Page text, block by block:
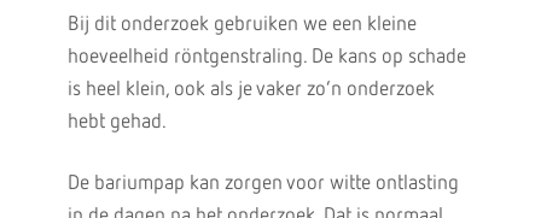
Bij dit onderzoek gebruiken we een kleine
hoeveelheid röntgenstraling. De kans op schade
is heel klein, ook als je vaker zo’n onderzoek
hebt gehad.
De bariumpap kan zorgen voor witte ontlasting